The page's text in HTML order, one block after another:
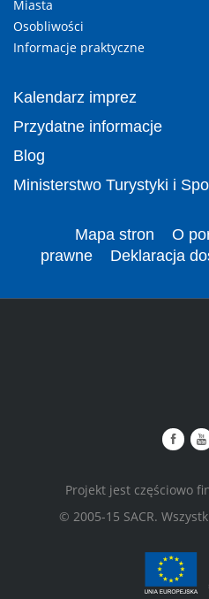
Miasta
Osobliwości
Informacje praktyczne
Kalendarz imprez
Przydatne informacje
Blog
Ministerstwo Turystyki i
Mapa stron O
prawne
Deklaracja
Projekt jest częściowo
© 2005-15 SACR.